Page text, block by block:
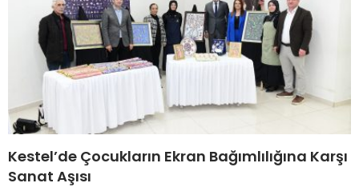
Kestel’de Çocukların Ekran Bağımlılığına Karşı
Sanat Aşısı